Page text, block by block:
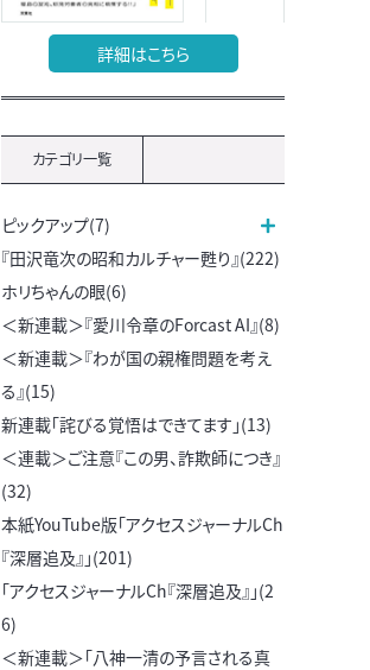
詳細はこちら
カテゴリ一覧
ピックアップ(7)
『田沢竜次の昭和カルチャー甦り』(222)
ホリちゃんの眼(6)
＜新連載＞『愛川令章のForcast AI』(8)
＜新連載＞『わが国の親権問題を考え
る』(15)
新連載「詫びる覚悟はできてます」(13)
＜連載＞ご注意『この男、詐欺師につき』
(32)
本紙YouTube版「アクセスジャーナルCh
『深層追及』」(201)
「アクセスジャーナルCh『深層追及』」(2
6)
＜新連載＞「八神一清の予言される真